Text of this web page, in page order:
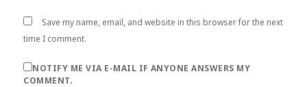
Save my name, email, and website in this browser for the next
time I comment.
NOTIFY ME VIA E-MAIL IF ANYONE ANSWERS MY
COMMENT.